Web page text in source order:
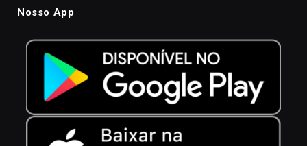
Nosso App